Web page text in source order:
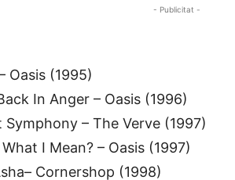
- Publicitat -
Oasis (1995)
In Anger – Oasis (1996)
– The Verve (1997)
I Mean? – Oasis (1997)
Cornershop (1998)